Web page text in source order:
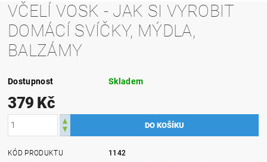
VČELÍ VOSK - JAK SI VYROBIT
DOMÁCÍ SVÍČKY, MÝDLA,
BALZÁMY
Dostupnost Skladem
379 Kč
KÓD PRODUKTU
1142